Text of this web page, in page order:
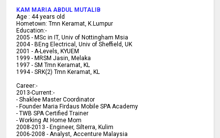
KAM MARIA ABDUL MUTALIB
Age : 44 years old
Hometown: Tmn Keramat, K.Lumpur
Education:-
2005 - MSc in IT, Univ of Nottingham Msia
2004 -BEng Electrical, Univ of Sheffield, UK
2001 - A-Levels, KYUEM
1999 -MRSM Jasin, Melaka
1997 -SM Tmn Keramat, KL
1994 -SRK(2) Tmn Keramat, KL
Career:-
2013-Current:-
- Shaklee Master Coordinator
- Founder Maria Firdaus Mobile SPA Academy
- TWB SPA Certified Trainer
- Working At Home Mom
2008-2013 - Engineer, Silterra, Kulim
2006-2008 - Analyst, Accenture Malaysia